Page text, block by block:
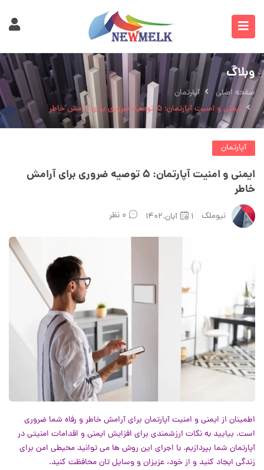
وبلاگ
صفحه اصلی
آپارتمان
ایمنی و امنیت آپارتمان: ۵ توصیه ضروری برای آرامش خاطر
آپارتمان
ایمنی و امنیت آپارتمان: ۵ توصیه ضروری برای آرامش
خاطر
نیوملک ۱آبان.۱۴۰۲ ۰ نظر
اطمینان از ایمنی و امنیت آپارتمان برای آرامش خاطر و رفاه شما ضروری
است. بیایید به نکات ارزشمندی برای افزایش ایمنی و اقدامات امنیتی در
آپارتمان شما بپردازیم. با اجرای این روش ها می توانید محیطی امن برای
زندگی ایجاد کنید و از خود، عزیزان و وسایل تان محافظت کنید.